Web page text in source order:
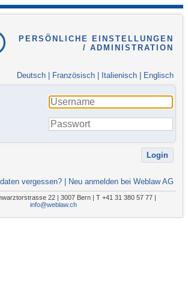
PERSÖNLICHE EINSTELLUNGEN
/ ADMINISTRATION
Deutsch Französisch Italienisch Englisch
vergessen? Neu anmelden bei Weblaw AG
22 | 3007 Bern | T +41 31 380 57 77 |
info@weblaw.ch